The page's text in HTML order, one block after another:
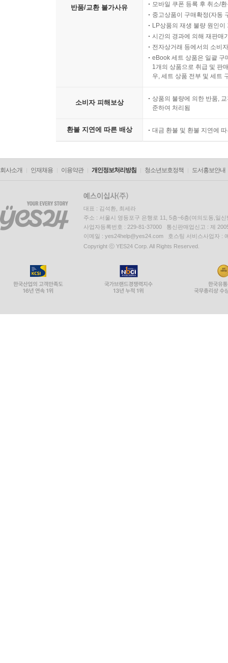
반품/교환 불가사유
모바일 쿠폰 등록 후 취소/
중고상품이 구매확정(자동
LP상품의 재생 불량 원인
시간의 경과에 의해 재판매
전자상거래 등에서의 소비
eBook 세트 상품은 일괄 구
1개의 상품으로 취급 및 판
우, 세트 상품 전부 및 세트
소비자 피해보상
상품의 불량에 의한 반품,
준하여 처리됨
환불 지연에 따른 배상 대금 환불 및 환불 지연에
회사소개 인재채용 이용약관 개인정보처리방침 청소년보호정책 도서홍보안내
대표 : 김석환, 최세라
주소 : 서울시 영등포구 은행로 11, 5층~6층(여의도동,일신
사업자등록번호 : 229-81-37000 통신판매업신고 : 제
이메일 : yes24help@yes24.com 호스팅 서비스사업자 :
Copyright ⓒ YES24 Corp. All Rights Reserved.